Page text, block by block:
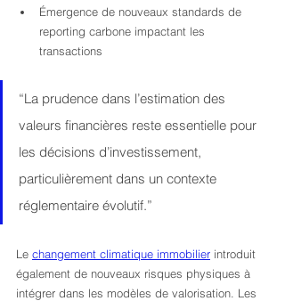
Émergence de nouveaux standards de
reporting carbone impactant les
transactions
“La prudence dans l’estimation des
valeurs financières reste essentielle pour
les décisions d’investissement,
particulièrement dans un contexte
réglementaire évolutif.”
Le changement climatique immobilier introduit
également de nouveaux risques physiques à
intégrer dans les modèles de valorisation. Les